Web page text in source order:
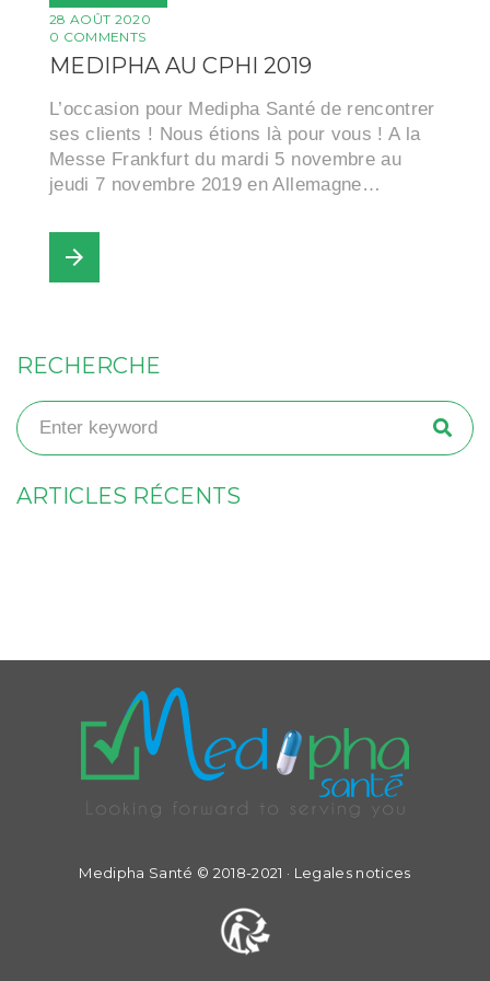
28 AOÛT 2020
0 COMMENTS
MEDIPHA AU CPHI 2019
L’occasion pour Medipha Santé de rencontrer
ses clients ! Nous étions là pour vous ! A la
Messe Frankfurt du mardi 5 novembre au
jeudi 7 novembre 2019 en Allemagne…
arrow_forward
RECHERCHE
ARTICLES RÉCENTS
Medipha Santé © 2018-2021 · Legales notices